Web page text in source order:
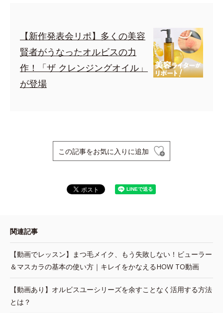
【新作発表会リポ】多くの美容
賢者がうなったオルビスの力
作！「ザ クレンジングオイル」
が登場
この記事をお気に入りに追加
関連記事
【動画でレッスン】まつ毛メイク、もう失敗しない！ビューラー
＆マスカラの基本の使い方｜キレイをかなえるHOW TO動画
【動画あり】オルビスユーシリーズを余すことなく活用する方法
とは？